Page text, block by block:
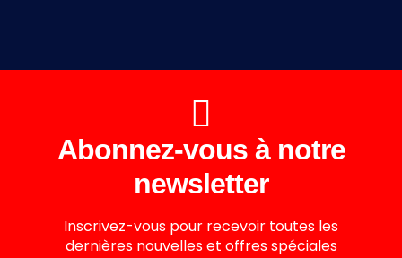
Abonnez-vous à notre
newsletter
Inscrivez-vous pour recevoir toutes les
dernières nouvelles et offres spéciales